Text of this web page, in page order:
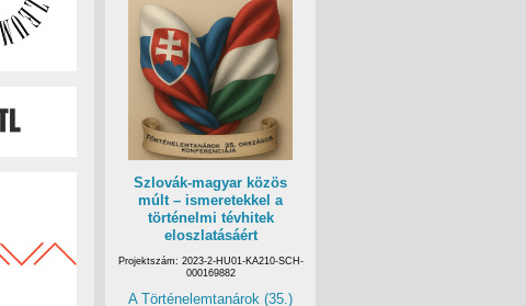
Szlovák-magyar közös
múlt – ismeretekkel a
történelmi tévhitek
eloszlatásáért
Projektszám: 2023-2-HU01-KA210-SCH-
000169882
A Történelemtanárok (35.)